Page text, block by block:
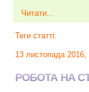
Читати...
Теги статті:
13 листопада 2016,
РОБОТА НА